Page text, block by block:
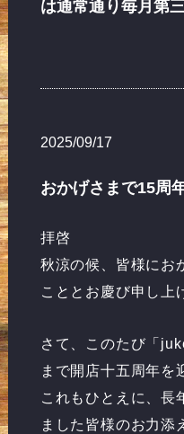
は通常通り毎月第
2025/09/17
おかげさまで15周
拝啓
秋涼の候、皆様にお
こととお慶び申し上
さて、このたび「
まで開店十五周年を
これもひとえに、長
ました皆様のお力添